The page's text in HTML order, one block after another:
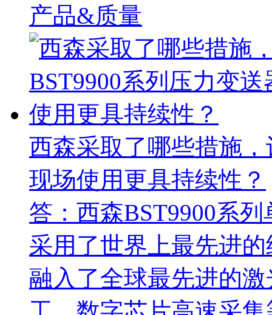
产品&质量
西森采取了哪些措施
现场使用更具持续性？
答：西森BST9900系
采用了世界上最先进
融入了全球最先进的